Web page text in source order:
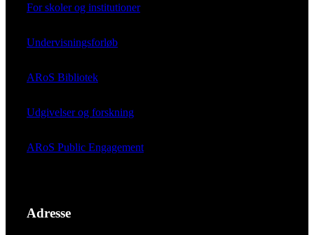
For skoler og institutioner
Undervisningsforløb
ARoS Bibliotek
Udgivelser og forskning
ARoS Public Engagement
Adresse